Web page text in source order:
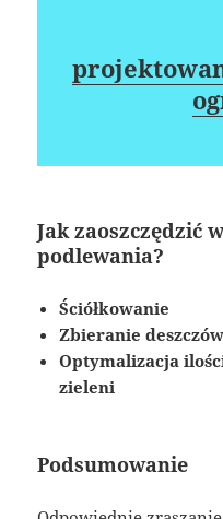
Jak zaoszczędzić
podlewania?
Ściółkowanie
Zbieranie
Optymalizacja
zieleni
Podsumowanie